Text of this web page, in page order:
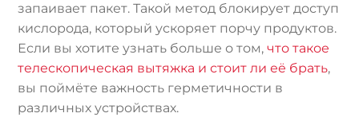
запаивает пакет. Такой метод блокирует доступ
кислорода, который ускоряет порчу продуктов.
Если вы хотите узнать больше о том,что такое
телескопическая вытяжка и стоит ли её брать,
вы поймёте важность герметичности в
различных устройствах.